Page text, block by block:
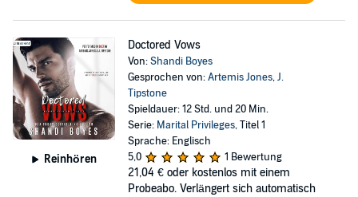
Reinhören
Doctored Vows
Von:Shandi Boyes
Gesprochen von:Artemis Jones,J.
Tipstone
Spieldauer: 12 Std. und 20 Min.
Serie: Marital Privileges, Titel 1
Sprache: Englisch
5,0
1 Bewertung
21,04 € oder kostenlos mit einem
Probeabo. Verlängert sich automatisch